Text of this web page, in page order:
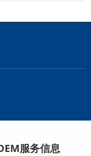
服务信息